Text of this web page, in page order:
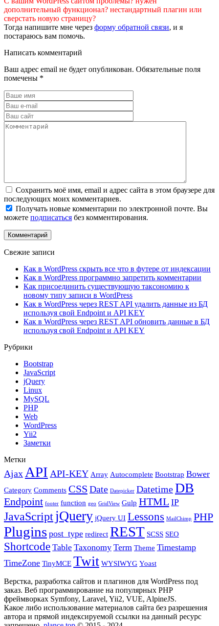
дополнительный функционал? нестандартный плагин или
сверстать новую страницу?
Тогда напишите мне через форму обратной связи, и я
постараюсь вам помочь.
Написать комментарий
Ваш адрес email не будет опубликован. Обязательные поля
помечены *
Сохранить моё имя, email и адрес сайта в этом браузере для
последующих моих комментариев.
Получать новые комментарии по электронной почте. Вы
можете подписаться без комментирования.
Свежие записи
Как в WordPress скрыть все что в футере от индексации
Как в WordPress программно запретить комментарии
Как присоединить существующую таксономию к
новому типу записи в WordPress
Как в WordPress через REST API удалить данные из БД
используя свой Endpoint и API KEY
Как в WordPress через REST API обновить данные в БД
используя свой Endpoint и API KEY
Рубрики
Bootstrap
JavaScript
jQuery
Linux
MySQL
PHP
Web
WordPress
Yii2
Заметки
Метки
Ajax API API-KEY Array Autocomplete Bootstrap Bower
Category Comments CSS Date Datepicker DatetimeDB
Endpoint footer function geo GridView Gulp HTML IP
JavaScriptjQuery jQuery UI Lessons MailChimp PHP
Plugins post_type redirect REST SCSS SEO
Shortcode Table Taxonomy Term Theme Timestamp
TimeZone TinyMCE Twit WYSIWYG Yoast
Верстка, разработка сайтов и плагинов для WordPress под
заказ. Веб программирование на популярных PHP
фреймворках Symfony, Laravel, Yii2, VUE, AlpineJS.
Какое либо использование материалов сайта без разрешения
автора и прямой индексируемой ссылки на данный ресурс